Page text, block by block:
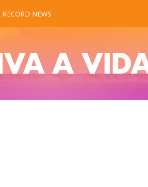
RECORD NEWS